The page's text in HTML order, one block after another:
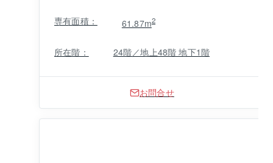
専有面積： 61.87m2
所在階： 24階／地上48階 地下1階
お問合せ